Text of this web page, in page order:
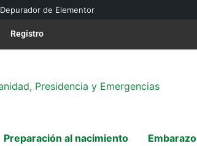
Depurador de Elementor
Registro
Preparación al nacimiento Embarazo